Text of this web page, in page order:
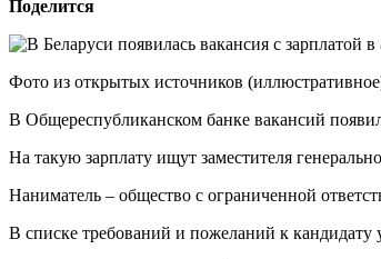
Поделится
Фото из открытых источников
В Общереспубликанском банке вакансий
На такую зарплату ищут заместителя
Наниматель – общество с ограниченной
В списке требований и пожеланий к кандидату